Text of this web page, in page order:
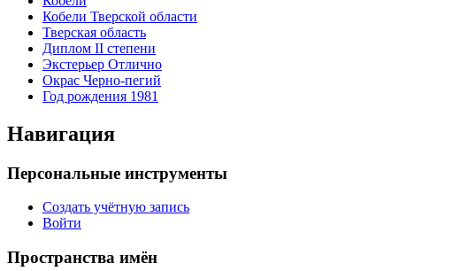
Кобели Тверской области
Тверская область
Диплом II степени
Экстерьер Отлично
Окрас Черно-пегий
Год рождения 1981
Навигация
Персональные инструменты
Создать учётную запись
Войти
Пространства имён